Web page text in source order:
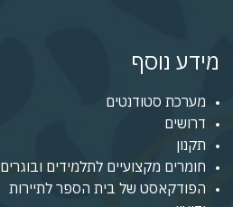
מידע נוסף
מערכת סטודנטים
דרושים
תקנון
חומרים מקצועיים לתלמידים ובוגרים
הפודקאסט של בית הספר לתיירות